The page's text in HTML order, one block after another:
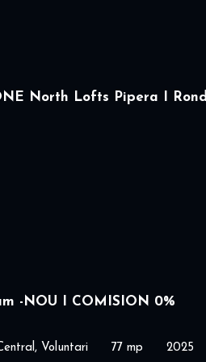
North Lofts Pipera I
-NOU I COMISION 0%
Voluntari 77 mp 2025